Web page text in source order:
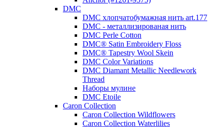
DMC
DMC хлопчатобумажная нить art.177
DMC - металлизированая нить
DMC Perle Cotton
DMC® Satin Embroidery Floss
DMC® Tapestry Wool Skein
DMC Color Variations
DMC Diamant Metallic Needlework
Thread
Наборы мулине
DMC Etoile
Caron Collection
Caron Collection Wildflowers
Caron Collection Waterlilies